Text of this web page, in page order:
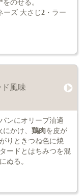
のせる。
ーズ 大さじ2・ラー
風味
ンにオリーブ油適
かけ、 鶏肉を皮が
りときつね色に焼
ードとはちみつを混
ぬる。